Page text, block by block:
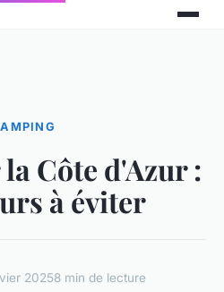
Côte d'Azur :
à éviter
20258 min de lecture